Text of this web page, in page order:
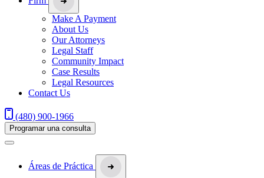
Make A Payment
About Us
Our Attorneys
Legal Staff
Community Impact
Case Results
Legal Resources
Contact Us
(480) 900-1966
Programar una consulta
Áreas de Práctica